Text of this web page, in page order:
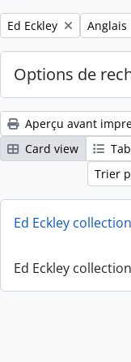
Remove filter:
Ed Eckley Remove
Anglais
Options de
Aperçu avant
Card view
Trier
Ed Eckley collection
Ed Eckley collection